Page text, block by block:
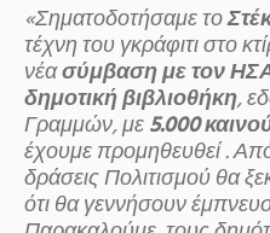
«Σηματοδοτήσαμε το
τέχνη του γκράφιτι στο
νέασύμβαση με τον
δημοτική βιβλιοθήκη,
Γραμμών, με5.000
έχουμε προμηθευθεί .
δράσεις Πολιτισμού θα
ότι θα γεννήσουν